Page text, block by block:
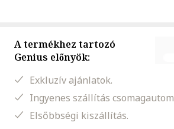
A termékhez tartozó
Genius előnyök:
Exkluzív ajánlatok.
Ingyenes szállítás
Elsőbbségi kiszállítás.